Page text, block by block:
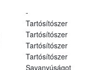
-
Tartósítószer
Tartósítószer
Tartósítószer
Tartósítószer
Savanyúságot